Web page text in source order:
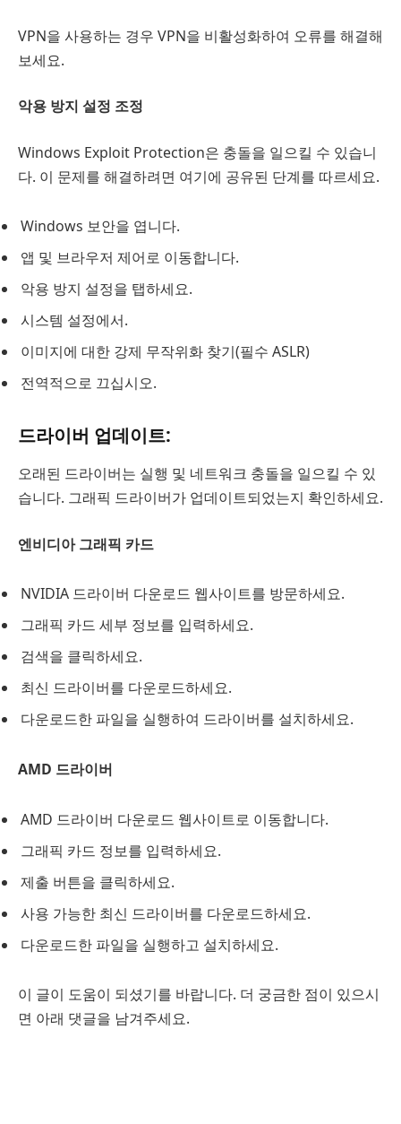
VPN을 사용하는 경우 VPN을 비활성화하여 오류를 해결해
보세요.
악용 방지 설정 조정
Windows Exploit Protection은 충돌을 일으킬 수 있습니
다. 이 문제를 해결하려면 여기에 공유된 단계를 따르세요.
Windows 보안을 엽니다.
앱 및 브라우저 제어로 이동합니다.
악용 방지 설정을 탭하세요.
시스템 설정에서.
이미지에 대한 강제 무작위화 찾기(필수 ASLR)
전역적으로 끄십시오.
드라이버 업데이트:
오래된 드라이버는 실행 및 네트워크 충돌을 일으킬 수 있
습니다. 그래픽 드라이버가 업데이트되었는지 확인하세요.
엔비디아 그래픽 카드
NVIDIA 드라이버 다운로드 웹사이트를 방문하세요.
그래픽 카드 세부 정보를 입력하세요.
검색을 클릭하세요.
최신 드라이버를 다운로드하세요.
다운로드한 파일을 실행하여 드라이버를 설치하세요.
AMD 드라이버
AMD 드라이버 다운로드 웹사이트로 이동합니다.
그래픽 카드 정보를 입력하세요.
제출 버튼을 클릭하세요.
사용 가능한 최신 드라이버를 다운로드하세요.
다운로드한 파일을 실행하고 설치하세요.
이 글이 도움이 되셨기를 바랍니다. 더 궁금한 점이 있으시
면 아래 댓글을 남겨주세요.